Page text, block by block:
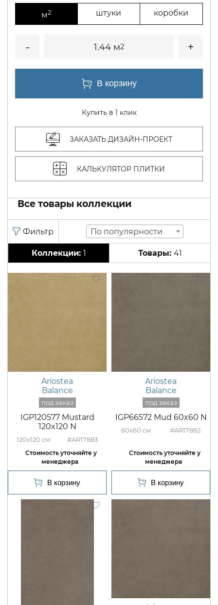
м2 штуки коробки
1.44 м2
Купить в 1 клик
ЗАКАЗАТЬ ДИЗАЙН-ПРОЕКТ
КАЛЬКУЛЯТОР ПЛИТКИ
Все товары коллекции
По популярности
1 41
Ariostea
Balance
IGP120577 Mustard
120x120 N
120x120 #AR17883
Ariostea
Balance
IGP66572 Mud 60x60 N
60x60 #AR17882